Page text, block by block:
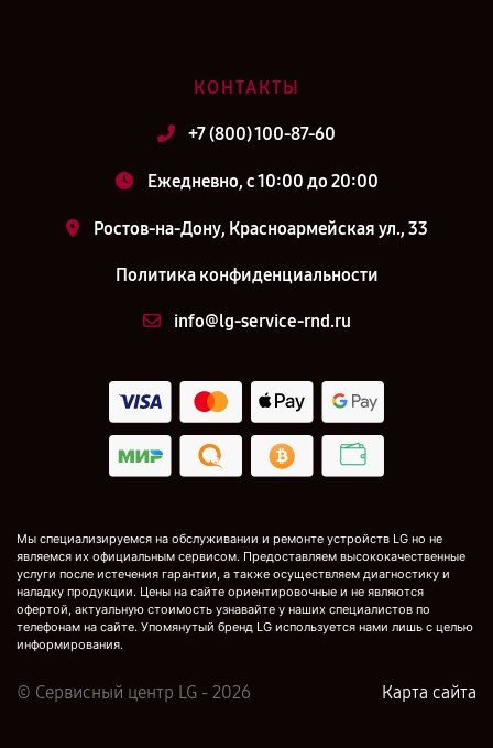
КОНТАКТЫ
+7 (800) 100-87-60
Ежедневно, с 10:00 до 20:00
Ростов-на-Дону, Красноармейская ул., 33
Политика конфиденциальности
info@lg-service-rnd.ru
Мы специализируемся на обслуживании и ремонте устройств LG но не
являемся их официальным сервисом. Предоставляем высококачественные
услуги после истечения гарантии, а также осуществляем диагностику и
наладку продукции. Цены на сайте ориентировочные и не являются
офертой, актуальную стоимость узнавайте у наших специалистов по
телефонам на сайте. Упомянутый бренд LG используется нами лишь с целью
информирования.
© Сервисный центр LG - 2026 Карта сайта